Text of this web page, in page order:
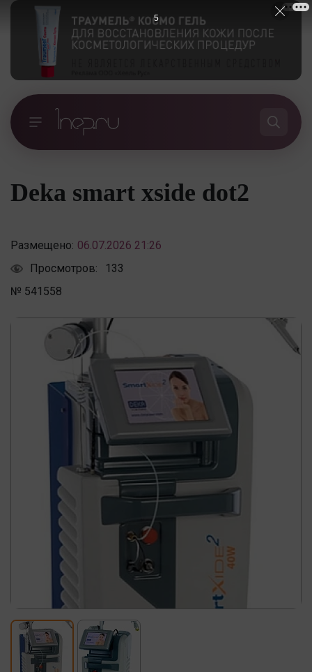
Deka smart xside dot2
Размещено: 06.07.2026 21:26
Просмотров:
133
№ 541558
5